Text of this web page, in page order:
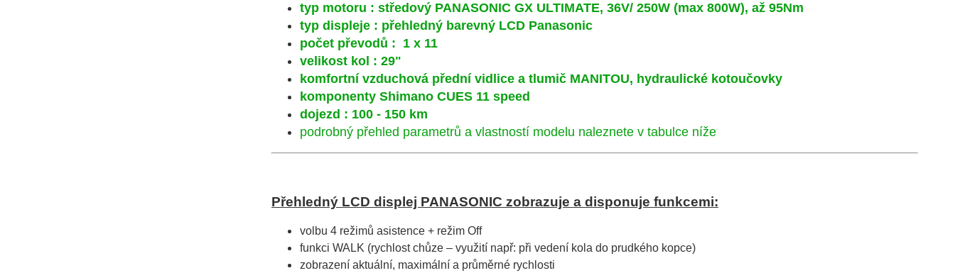
typ motoru : středový PANASONIC GX ULTIMATE, 36V/ 250W (max 800W), až 95Nm
typ displeje : přehledný barevný LCD Panasonic
počet převodů : 1 x 11
velikost kol : 29"
komfortní vzduchová přední vidlice a tlumič MANITOU, hydraulické kotoučovky
komponenty Shimano CUES 11 speed
dojezd : 100 - 150 km
podrobný přehled parametrů a vlastností modelu naleznete v tabulce níže
Přehledný LCD displej PANASONIC zobrazuje a disponuje funkcemi:
volbu 4 režimů asistence + režim Off
funkci WALK (rychlost chůze – využití např: při vedení kola do prudkého kopce)
zobrazení aktuální, maximální a průměrné rychlosti